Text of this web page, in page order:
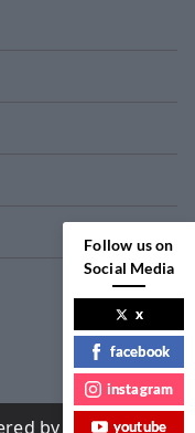
by Surbhi
Follow us on
Social Media
x
facebook
instagram
youtube